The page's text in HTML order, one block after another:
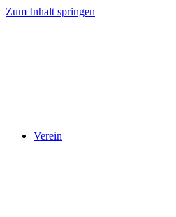
Zum Inhalt springen
Verein